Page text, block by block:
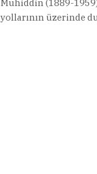
Muhiddin (1889-
yollarının üzerinde